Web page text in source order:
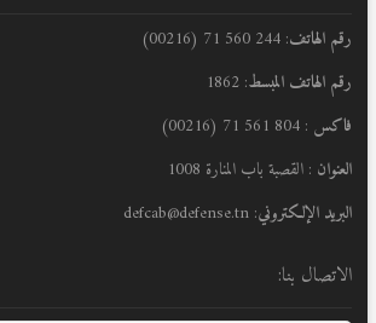
رقم الهاتف: 244 560 71 (00216)
رقم الهاتف المبسط: 1862
فاكس : 804 561 71 (00216)
العنوان : القصبة باب المنارة 1008
البريد الإلكتروني: defcab@defense.tn
الاتصال بنا: